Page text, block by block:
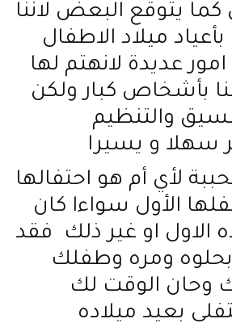
كما يتوقع البعض لاننا
بأعياد ميلاد الاطفال
عديدة لانهتم لها
بأشخاص كبار ولكن
والتنظيم
سهلا و يسيرا
لأي أم هو احتفالها
الأول سواءا كان
الاول او غير ذلك فقد
بحلوه ومره وطفلك
وحان الوقت لك
بعيد ميلاده